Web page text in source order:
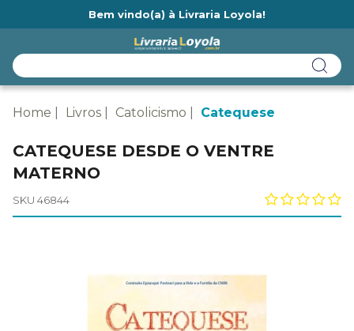
Bem vindo(a) à Livraria Loyola!
Home Livros Catolicismo Catequese
CATEQUESE DESDE O VENTRE
MATERNO
SKU 46844